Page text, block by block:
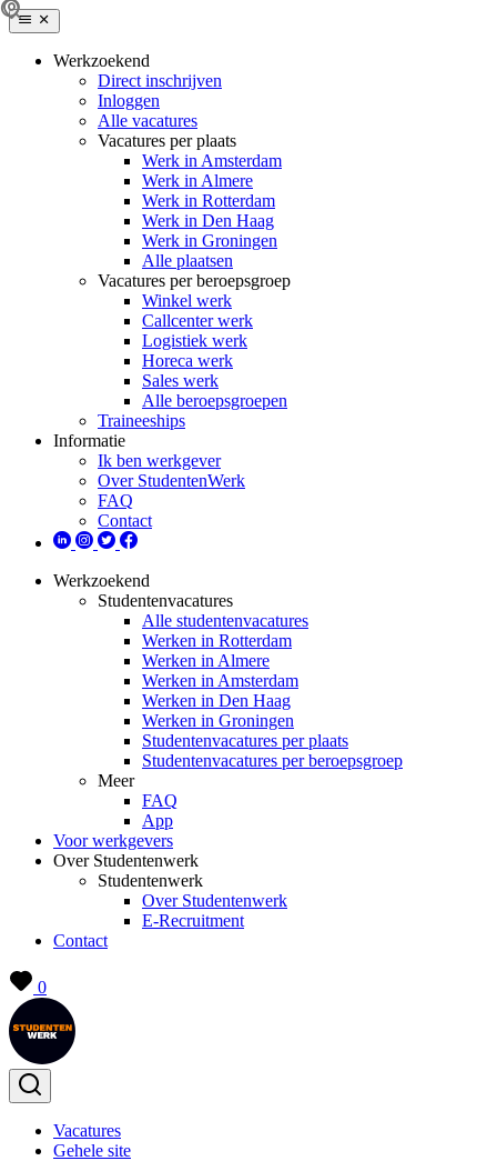
Werkzoekend
Direct inschrijven
Inloggen
Alle vacatures
Vacatures per plaats
Werk in Amsterdam
Werk in Almere
Werk in Rotterdam
Werk in Den Haag
Werk in Groningen
Alle plaatsen
Vacatures per beroepsgroep
Winkel werk
Callcenter werk
Logistiek werk
Horeca werk
Sales werk
Alle beroepsgroepen
Traineeships
Informatie
Ik ben werkgever
Over StudentenWerk
FAQ
Contact
Werkzoekend
Studentenvacatures
Alle studentenvacatures
Werken in Rotterdam
Werken in Almere
Werken in Amsterdam
Werken in Den Haag
Werken in Groningen
Studentenvacatures per plaats
Studentenvacatures per beroepsgroep
Meer
FAQ
App
Voor werkgevers
Over Studentenwerk
Studentenwerk
Over Studentenwerk
E-Recruitment
Contact
0
Vacatures
Gehele site